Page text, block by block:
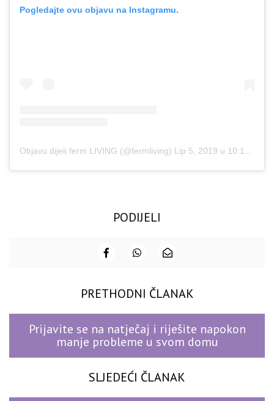
Pogledajte ovu objavu na Instagramu.
Objavu dijeli ferm LIVING (@fermliving) Lip 5, 2019 u 10:17 PDT
PODIJELI
PRETHODNI ČLANAK
Prijavite se na natječaj i riješite napokon
manje probleme u svom domu
SLJEDEĆI ČLANAK